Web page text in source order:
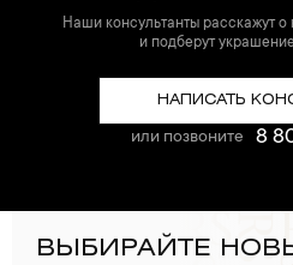
Наши консультанты расскажут о
и подберут
НАПИСАТЬ
или позвоните 8
ВЫБИРАЙТЕ